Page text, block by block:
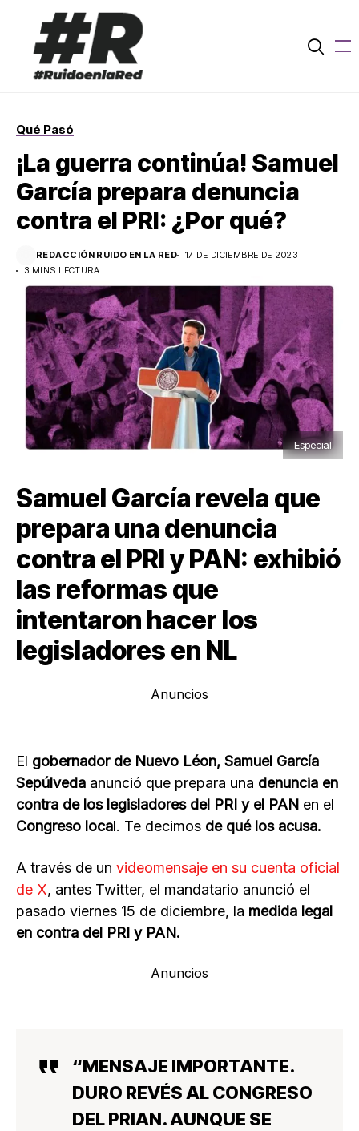
Qué Pasó
¡La guerra continúa! Samuel
García prepara denuncia
contra el PRI: ¿Por qué?
REDACCIÓN RUIDO EN LA RED
17 DE DICIEMBRE DE 2023
3 MINS LECTURA
Especial
Samuel García revela que
prepara una denuncia
contra el PRI y PAN: exhibió
las reformas que
intentaron hacer los
legisladores en NL
Anuncios
El gobernador de Nuevo Léon, Samuel García
Sepúlveda anunció que prepara una denuncia en
contra de los legisladores del PRI y el PAN en el
Congreso local. Te decimos de qué los acusa.
A través de un videomensaje en su cuenta oficial
de X, antes Twitter, el mandatario anunció el
pasado viernes 15 de diciembre, la medida legal
en contra del PRI y PAN.
Anuncios
“MENSAJE IMPORTANTE.
DURO REVÉS AL CONGRESO
DEL PRIAN. AUNQUE SE